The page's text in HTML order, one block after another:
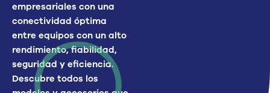
empresariales con una
conectividad óptima
entre equipos con un alto
rendimiento, fiabilidad,
seguridad y eficiencia.
Descubre todos los